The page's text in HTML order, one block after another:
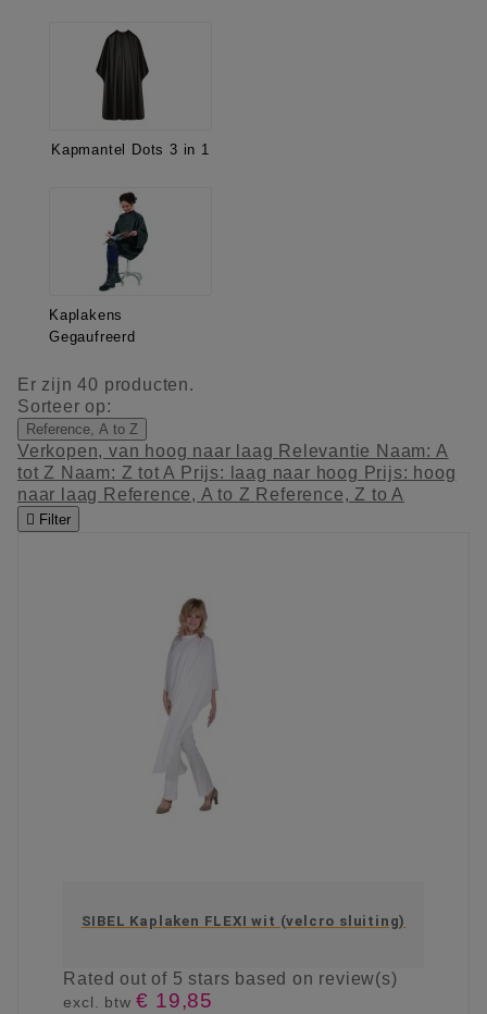
Kapmantel Dots 3 in 1
Kaplakens
Gegaufreerd
Er zijn 40 producten.
Sorteer op:
Reference, A to Z
Verkopen, van hoog naar laag Relevantie Naam: A
tot Z Naam: Z tot A Prijs: laag naar hoog Prijs: hoog
naar laag Reference, A to Z Reference, Z to A
 Filter
SIBEL Kaplaken FLEXI wit (velcro sluiting)
Ratedout of 5 stars based on review(s)
excl. btw€ 19,85